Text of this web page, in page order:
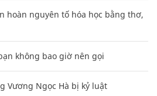
hoàn nguyên tố hóa học bằng thơ,
không bao giờ nên gọi
Vương Ngọc Hà bị kỷ luật